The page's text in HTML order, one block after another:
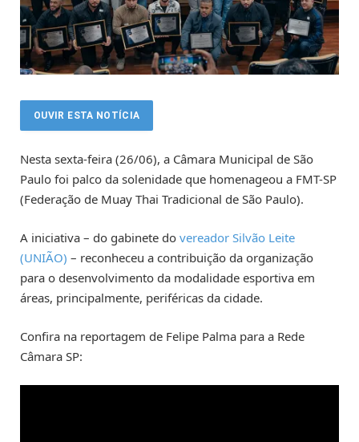
OUVIR ESTA NOTÍCIA
Nesta sexta-feira (26/06), a Câmara Municipal de São
Paulo foi palco da solenidade que homenageou a FMT-SP
(Federação de Muay Thai Tradicional de São Paulo).
A iniciativa – do gabinete do vereador Silvão Leite
(UNIÃO) – reconheceu a contribuição da organização
para o desenvolvimento da modalidade esportiva em
áreas, principalmente, periféricas da cidade.
Confira na reportagem de Felipe Palma para a Rede
Câmara SP: